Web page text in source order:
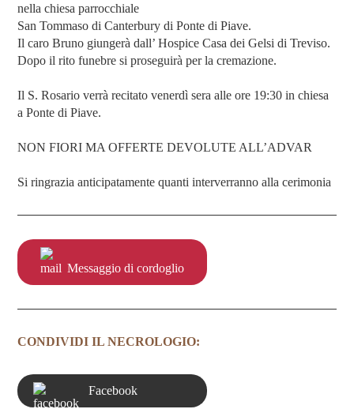
nella chiesa parrocchiale
San Tommaso di Canterbury di Ponte di Piave.
Il caro Bruno giungerà dall’ Hospice Casa dei Gelsi di Treviso.
Dopo il rito funebre si proseguirà per la cremazione.
Il S. Rosario verrà recitato venerdì sera alle ore 19:30 in chiesa
a Ponte di Piave.
NON FIORI MA OFFERTE DEVOLUTE ALL’ADVAR
Si ringrazia anticipatamente quanti interverranno alla cerimonia
Messaggio di cordoglio
CONDIVIDI IL NECROLOGIO:
Facebook